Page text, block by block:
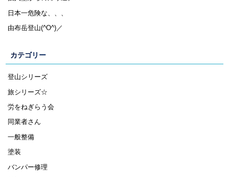
日本一危険な、、、
由布岳登山(^O^)／
カテゴリー
登山シリーズ
旅シリーズ☆
労をねぎらう会
同業者さん
一般整備
塗装
バンパー修理